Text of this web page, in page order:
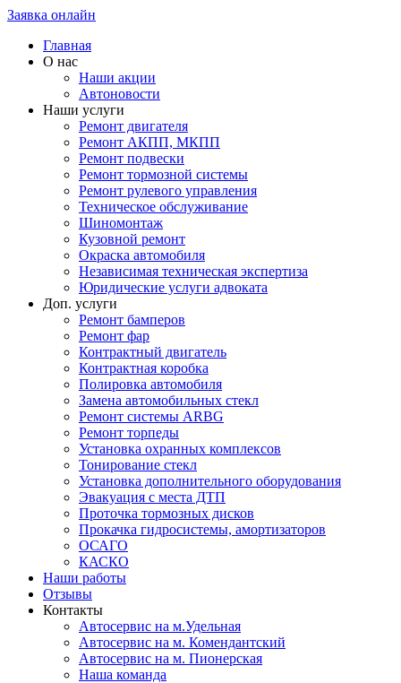
Заявка онлайн
Главная
О нас
Наши акции
Автоновости
Наши услуги
Ремонт двигателя
Ремонт АКПП, МКПП
Ремонт подвески
Ремонт тормозной системы
Ремонт рулевого управления
Техническое обслуживание
Шиномонтаж
Кузовной ремонт
Окраска автомобиля
Независимая техническая экспертиза
Юридические услуги адвоката
Доп. услуги
Ремонт бамперов
Ремонт фар
Контрактный двигатель
Контрактная коробка
Полировка автомобиля
Замена автомобильных стекл
Ремонт системы ARBG
Ремонт торпеды
Установка охранных комплексов
Тонирование стекл
Установка дополнительного оборудования
Эвакуация с места ДТП
Проточка тормозных дисков
Прокачка гидросистемы, амортизаторов
ОСАГО
КАСКО
Наши работы
Отзывы
Контакты
Автосервис на м.Удельная
Автосервис на м. Комендантский
Автосервис на м. Пионерская
Наша команда